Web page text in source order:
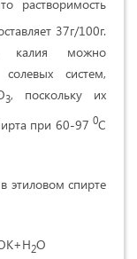
растворимость
37г/100г.
калия можно
систем,
3, поскольку их
при 60-97 0С
этиловом спирте
2О